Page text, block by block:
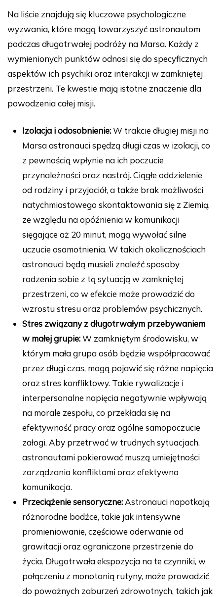
Na liście znajdują się kluczowe psychologiczne
wyzwania, które mogą towarzyszyć astronautom
podczas długotrwałej podróży na Marsa. Każdy z
wymienionych punktów odnosi się do specyficznych
aspektów ich psychiki oraz interakcji w zamkniętej
przestrzeni. Te kwestie mają istotne znaczenie dla
powodzenia całej misji.
Izolacja i odosobnienie:W trakcie długiej misji na
Marsa astronauci spędzą długi czas w izolacji, co
z pewnością wpłynie na ich poczucie
przynależności oraz nastrój. Ciągłe oddzielenie
od rodziny i przyjaciół, a także brak możliwości
natychmiastowego skontaktowania się z Ziemią,
ze względu na opóźnienia w komunikacji
sięgające aż 20 minut, mogą wywołać silne
uczucie osamotnienia. W takich okolicznościach
astronauci będą musieli znaleźć sposoby
radzenia sobie z tą sytuacją w zamkniętej
przestrzeni, co w efekcie może prowadzić do
wzrostu stresu oraz problemów psychicznych.
Stres związany z długotrwałym przebywaniem
w małej grupie:W zamkniętym środowisku, w
którym mała grupa osób będzie współpracować
przez długi czas, mogą pojawić się różne napięcia
oraz stres konfliktowy. Takie rywalizacje i
interpersonalne napięcia negatywnie wpływają
na morale zespołu, co przekłada się na
efektywność pracy oraz ogólne samopoczucie
załogi. Aby przetrwać w trudnych sytuacjach,
astronautami pokierować muszą umiejętności
zarządzania konfliktami oraz efektywna
komunikacja.
Przeciążenie sensoryczne: Astronauci napotkają
różnorodne bodźce, takie jak intensywne
promieniowanie, częściowe oderwanie od
grawitacji oraz ograniczone przestrzenie do
życia. Długotrwała ekspozycja na te czynniki, w
połączeniu z monotonią rutyny, może prowadzić
do poważnych zaburzeń zdrowotnych, takich jak